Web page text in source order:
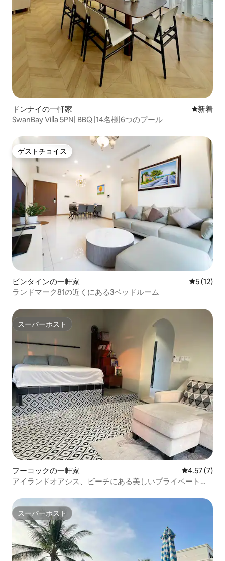
ドンナイの一軒家 新しい宿
新着
SwanBay Villa 5PN| BBQ |14名様|6つのプール
ゲストチョイス
ゲストチョイス
ビンタインの一軒家 レビュー
5 (12)
ランドマーク81の近くにある3ベッドルーム
スーパーホスト
スーパーホスト
フーコックの一軒家 レビュー7
4.57 (7)
アイランドオアシス、ビーチにある美しいプライベートヴ
スーパーホスト
スーパーホスト